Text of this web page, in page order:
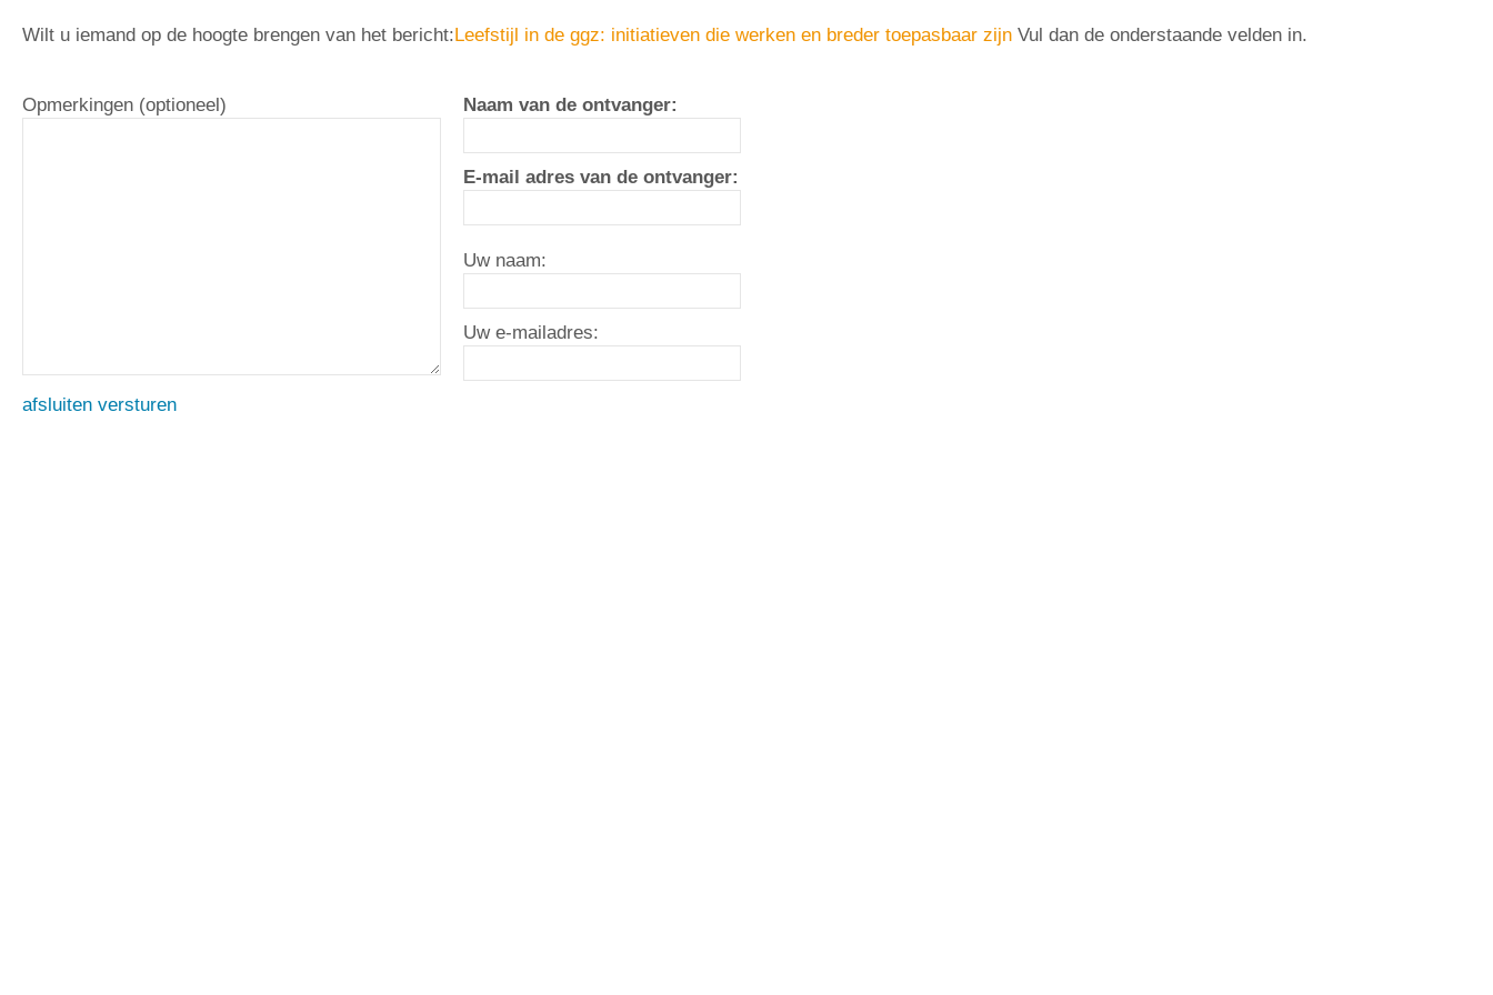
Wilt u iemand op de hoogte brengen van het bericht:Leefstijl in de ggz: initiatieven die werken en breder toepasbaar zijn Vul dan de onderstaande velden in.
Opmerkingen (optioneel) Naam van de ontvanger:
E-mail adres van de ontvanger:
Uw naam:
Uw e-mailadres:
afsluiten versturen